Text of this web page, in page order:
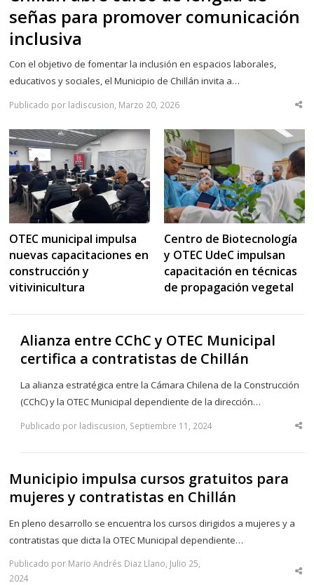
señas para promover comunicación
inclusiva
Con el objetivo de fomentar la inclusión en espacios laborales,
educativos y sociales, el Municipio de Chillán invita a…
Publicado por ladiscusion, Marzo 20, 2026
OTEC municipal impulsa
nuevas capacitaciones en
construcción y
vitivinicultura
Centro de Biotecnología
y OTEC UdeC impulsan
capacitación en técnicas
de propagación vegetal
Alianza entre CChC y OTEC Municipal
certifica a contratistas de Chillán
La alianza estratégica entre la Cámara Chilena de la Construcción
(CChC) y la OTEC Municipal dependiente de la dirección…
Publicado por ladiscusion, Septiembre 11, 2024
Municipio impulsa cursos gratuitos para
mujeres y contratistas en Chillán
En pleno desarrollo se encuentra los cursos dirigidos a mujeres y a
contratistas que dicta la OTEC Municipal dependiente…
Publicado por Mario Andrés Diaz Llano, Julio 25,
2024